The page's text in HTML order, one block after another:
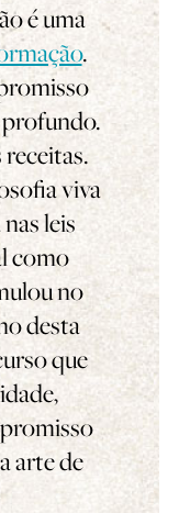
é uma
.
viva
leis
como
no
desta
que
arte de